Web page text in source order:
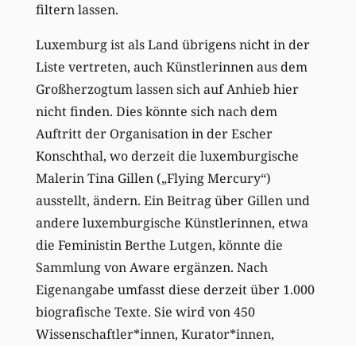
filtern lassen.
Luxemburg ist als Land übrigens nicht in der
Liste vertreten, auch Künstlerinnen aus dem
Großherzogtum lassen sich auf Anhieb hier
nicht finden. Dies könnte sich nach dem
Auftritt der Organisation in der Escher
Konschthal, wo derzeit die luxemburgische
Malerin Tina Gillen („Flying Mercury“)
ausstellt, ändern. Ein Beitrag über Gillen und
andere luxemburgische Künstlerinnen, etwa
die Feministin Berthe Lutgen, könnte die
Sammlung von Aware ergänzen. Nach
Eigenangabe umfasst diese derzeit über 1.000
biografische Texte. Sie wird von 450
Wissenschaftler*innen, Kurator*innen,